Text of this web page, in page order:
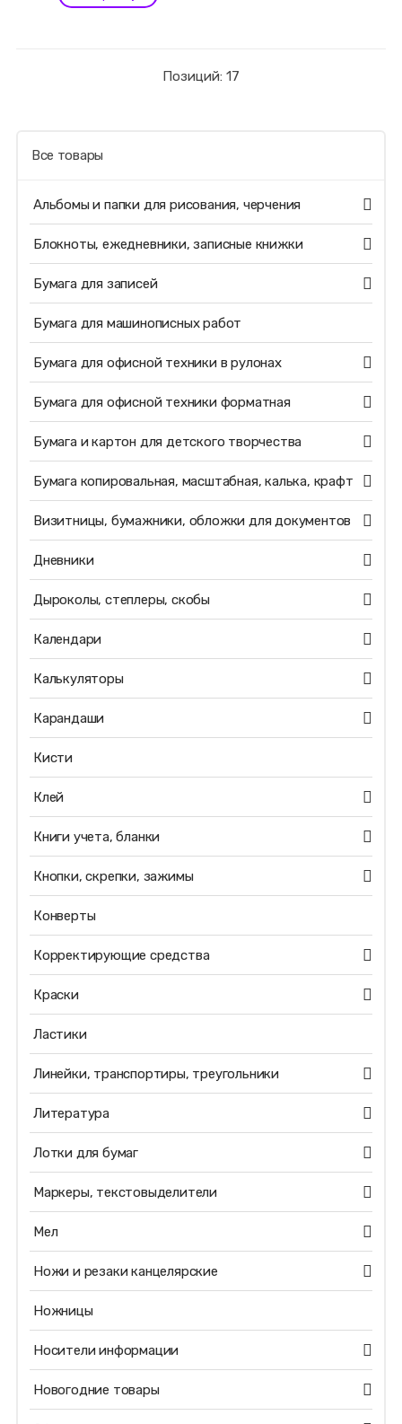
Позиций: 17
Все товары
Альбомы и папки для рисования, черчения
Блокноты, ежедневники, записные книжки
Бумага для записей
Бумага для машинописных работ
Бумага для офисной техники в рулонах
Бумага для офисной техники форматная
Бумага и картон для детского творчества
Бумага копировальная, масштабная, калька, крафт
Визитницы, бумажники, обложки для документов
Дневники
Дыроколы, степлеры, скобы
Календари
Калькуляторы
Карандаши
Кисти
Клей
Книги учета, бланки
Кнопки, скрепки, зажимы
Конверты
Корректирующие средства
Краски
Ластики
Линейки, транспортиры, треугольники
Литература
Лотки для бумаг
Маркеры, текстовыделители
Мел
Ножи и резаки канцелярские
Ножницы
Носители информации
Новогодние товары